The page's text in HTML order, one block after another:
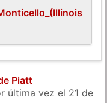
Piatt
última vez el 21 de